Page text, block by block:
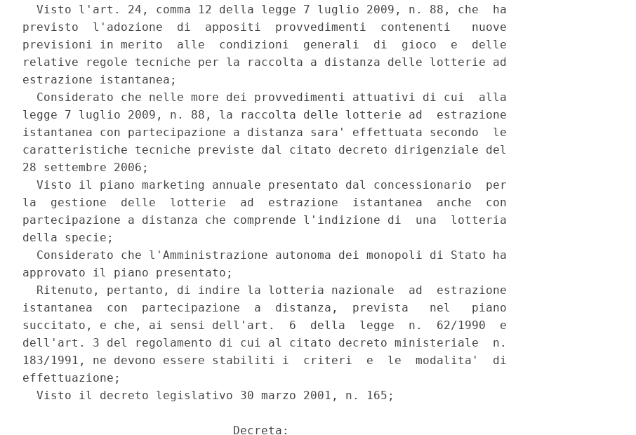
  Visto l'art. 24, comma 12 della legge 7 luglio 2009, n. 88, che  ha
previsto  l'adozione  di  appositi  provvedimenti  contenenti   nuove
previsioni in merito  alle  condizioni  generali  di  gioco  e  delle
relative regole tecniche per la raccolta a distanza delle lotterie ad
estrazione istantanea;
  Considerato che nelle more dei provvedimenti attuativi di cui  alla
legge 7 luglio 2009, n. 88, la raccolta delle lotterie ad  estrazione
istantanea con partecipazione a distanza sara' effettuata secondo  le
caratteristiche tecniche previste dal citato decreto dirigenziale del
28 settembre 2006;
  Visto il piano marketing annuale presentato dal concessionario  per
la  gestione  delle  lotterie  ad  estrazione  istantanea  anche  con
partecipazione a distanza che comprende l'indizione di  una  lotteria
della specie;
  Considerato che l'Amministrazione autonoma dei monopoli di Stato ha
approvato il piano presentato;
  Ritenuto, pertanto, di indire la lotteria nazionale  ad  estrazione
istantanea  con  partecipazione  a  distanza,  prevista   nel   piano
succitato, e che, ai sensi dell'art.  6  della  legge  n.  62/1990  e
dell'art. 3 del regolamento di cui al citato decreto ministeriale  n.
183/1991, ne devono essere stabiliti i  criteri  e  le  modalita'  di
effettuazione;
  Visto il decreto legislativo 30 marzo 2001, n. 165;
                              Decreta: